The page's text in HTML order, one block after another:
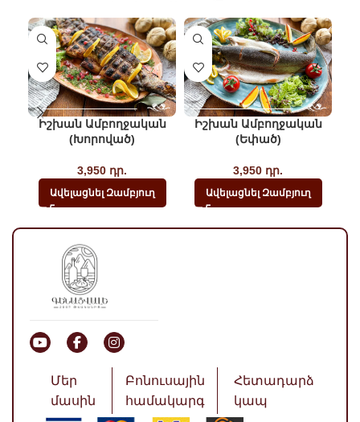
Իշխան Ամբողջական
(խորոված)
3,950 դր.
Ավելացնել Զամբյուղ
Իշխան Ամբողջական
(եփած)
3,950 դր.
Ավելացնել Զամբյուղ
Մեր
մասին
Բոնուսային
համակարգ
Հետադարձ
կապ